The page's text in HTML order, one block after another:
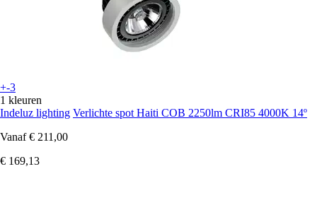
+-3
1 kleuren
Indeluz lighting Verlichte spot Haiti COB 2250lm CRI85 4000K 14º
Vanaf € 211,00
€ 169,13